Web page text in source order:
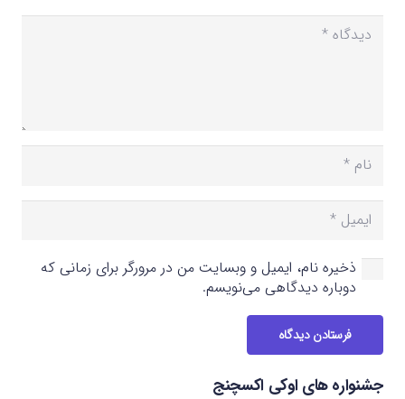
ذخیره نام، ایمیل و وبسایت من در مرورگر برای زمانی که
دوباره دیدگاهی می‌نویسم.
فرستادن دیدگاه
جشنواره های اوکی اکسچنج